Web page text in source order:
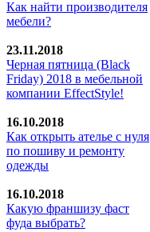
Как найти производителя
мебели?
23.11.2018
Черная пятница (Black
Friday) 2018 в мебельной
компании EffectStyle!
16.10.2018
Как открыть ателье с нуля
по пошиву и ремонту
одежды
16.10.2018
Какую франшизу фаст
фуда выбрать?